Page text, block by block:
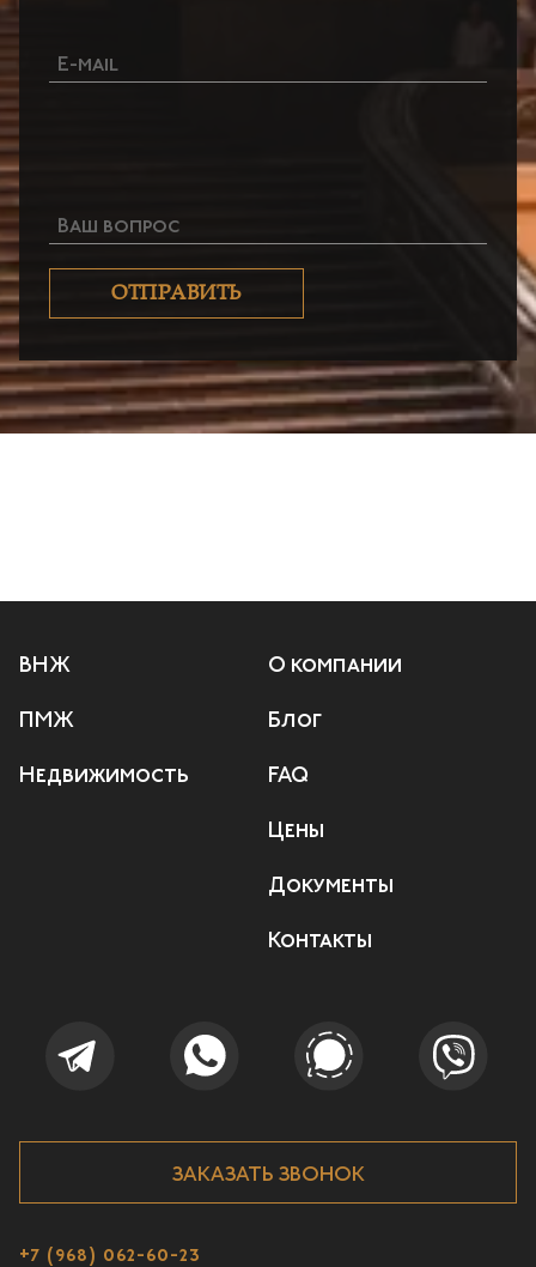
Ваш вопрос
ОТПРАВИТЬ
+7 (968) 062-60-23
ЗАКАЗАТЬ ЗВОНОК
ВНЖ
ПМЖ
Недвижимость
О компании
Блог
FAQ
Цены
Документы
Контакты